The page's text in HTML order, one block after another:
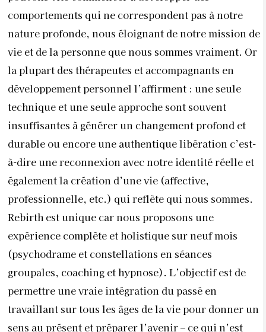
également la création d’une vie (affective,
professionnelle, etc.) qui reflète qui nous sommes.
Rebirth est unique car nous proposons une
expérience complète et holistique sur neuf mois
(psychodrame et constellations en séances
groupales, coaching et hypnose). L’objectif est de
permettre une vraie intégration du passé en
travaillant sur tous les âges de la vie pour donner un
sens au présent et préparer l’avenir – ce qui n’est
possible qu’en comprenant comment les grands
épisodes de notre vie (dans l’enfance, l’adolescence,
et au-delà) ont altéré notre personnalité, influé sur
nos choix, et bien d’autres.
Mais à qui est-il destiné ?
Rebirth est destiné à toutes personnes désirant
cheminer, grandir, guérir certaines blessures ou
tout simplement mettre sa vie en accord avec la